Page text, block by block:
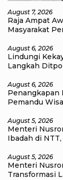
August 7, 2026
Raja Ampat
Masyarakat
August 6, 2026
Lindungi
Langkah
August 6, 2026
Penangkapan
Pemandu
August 5, 2026
Menteri
Ibadah di
August 5, 2026
Menteri
Transformasi